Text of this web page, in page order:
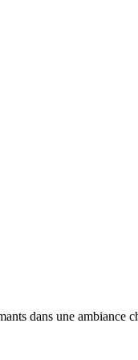
dans une ambiance